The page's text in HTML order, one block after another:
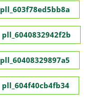
pll_603f78ed5bb8a
pll_6040832942f2b
pll_60408329897a5
pll_604f40cb4fb34